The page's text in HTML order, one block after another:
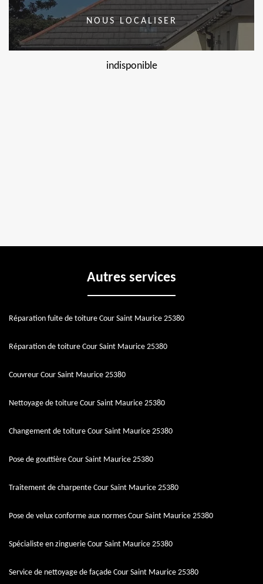
NOUS LOCALISER
indisponible
Autres services
Réparation fuite de toiture Cour Saint Maurice 25380
Réparation de toiture Cour Saint Maurice 25380
Couvreur Cour Saint Maurice 25380
Nettoyage de toiture Cour Saint Maurice 25380
Changement de toiture Cour Saint Maurice 25380
Pose de gouttière Cour Saint Maurice 25380
Traitement de charpente Cour Saint Maurice 25380
Pose de velux conforme aux normes Cour Saint Maurice 25380
Spécialiste en zinguerie Cour Saint Maurice 25380
Service de nettoyage de façade Cour Saint Maurice 25380